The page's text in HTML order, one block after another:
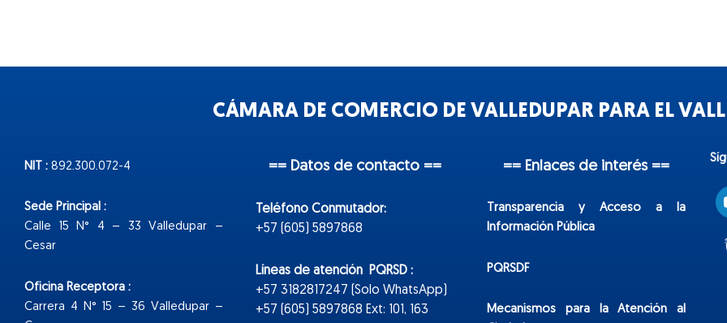
CÁMARA DE COMERCIO DE VALLEDUPAR PARA EL
NIT : 892.300.072-4
Sede Principal :
Calle 15 N° 4 – 33 Valledupar –
Cesar
Oficina Receptora :
Carrera 4 N° 15 – 36 Valledupar –
== Datos de contacto ==
Teléfono Conmutador:
+57 (605) 5897868
Líneas de atención PQRSD :
+57 3182817247 (Solo WhatsApp)
+57 (605) 5897868 Ext: 101, 163
== Enlaces de interés ==
Transparencia y Acceso a la
Información Pública
PQRSDF
Mecanismos para la Atención al